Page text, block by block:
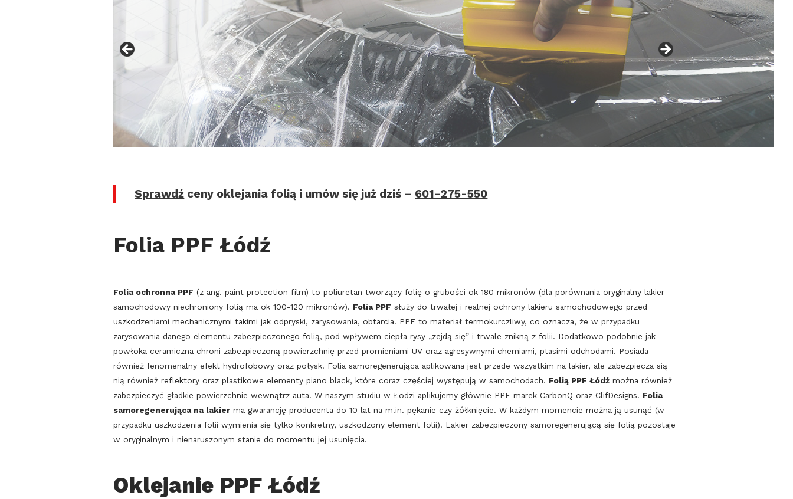
Sprawdź ceny oklejania folią i umów się już dziś – 601-275-550
Folia PPF Łódź
Folia ochronna PPF (z ang. paint protection film) to poliuretan tworzący folię o grubości ok 180 mikronów (dla porównania oryginalny lakier
samochodowy niechroniony folią ma ok 100-120 mikronów). Folia PPF służy do trwałej i realnej ochrony lakieru samochodowego przed
uszkodzeniami mechanicznymi takimi jak odpryski, zarysowania, obtarcia. PPF to materiał termokurczliwy, co oznacza, że w przypadku
zarysowania danego elementu zabezpieczonego folią, pod wpływem ciepła rysy „zejdą się” i trwale znikną z folii. Dodatkowo podobnie jak
powłoka ceramiczna chroni zabezpieczoną powierzchnię przed promieniami UV oraz agresywnymi chemiami, ptasimi odchodami. Posiada
również fenomenalny efekt hydrofobowy oraz połysk. Folia samoregenerująca aplikowana jest przede wszystkim na lakier, ale zabezpiecza sią
nią również reflektory oraz plastikowe elementy piano black, które coraz częściej występują w samochodach. Folią PPF Łódź można również
zabezpieczyć gładkie powierzchnie wewnątrz auta. W naszym studiu w Łodzi aplikujemy głównie PPF marek CarbonQ oraz ClifDesigns. Folia
samoregenerująca na lakier ma gwarancję producenta do 10 lat na m.in. pękanie czy żółknięcie. W każdym momencie można ją usunąć (w
przypadku uszkodzenia folii wymienia się tylko konkretny, uszkodzony element folii). Lakier zabezpieczony samoregenerującą się folią pozostaje
w oryginalnym i nienaruszonym stanie do momentu jej usunięcia.
Oklejanie PPF Łódź